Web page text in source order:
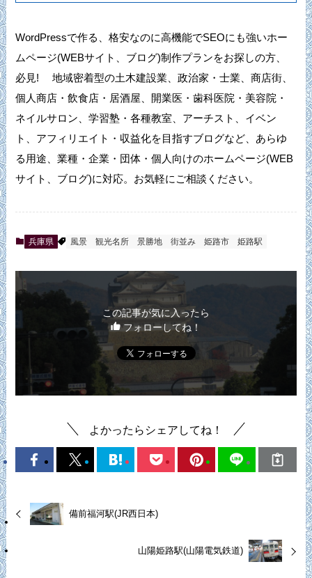
WordPressで作る、格安なのに高機能でSEOにも強いホー
ムページ(WEBサイト、ブログ)制作プランをお探しの方、
必見! 地域密着型の土木建設業、政治家・士業、商店街、
個人商店・飲食店・居酒屋、開業医・歯科医院・美容院・
ネイルサロン、学習塾・各種教室、アーチスト、イベン
ト、アフィリエイト・収益化を目指すブログなど、あらゆ
る用途、業種・企業・団体・個人向けのホームページ(WEB
サイト、ブログ)に対応。お気軽にご相談ください。
兵庫県 風景 観光名所 景勝地 街並み 姫路市 姫路駅
この記事が気に入ったら
フォローしてね！
よかったらシェアしてね！
備前福河駅(JR西日本)
山陽姫路駅(山陽電気鉄道)